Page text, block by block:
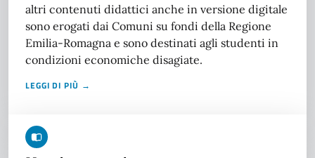
altri contenuti didattici anche in versione digitale
sono erogati dai Comuni su fondi della Regione
Emilia-Romagna e sono destinati agli studenti in
condizioni economiche disagiate.
LEGGI DI PIÙ →